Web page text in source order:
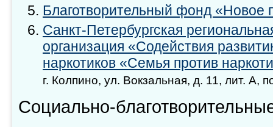
Благотворительный фонд «Новое
Санкт-Петербургская
организация «Содействия
наркотиков «Семья против
г. Колпино, ул. Вокзальная, д. 11, лит. А,
Социально-